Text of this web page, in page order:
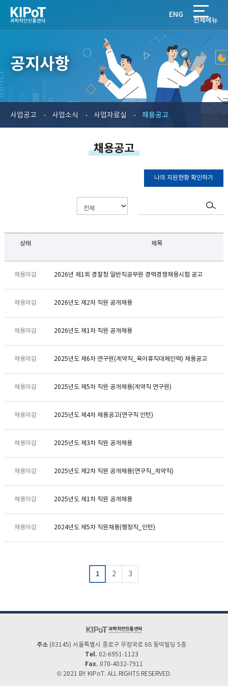
ENG
전체메뉴
공지사항
사업공고 사업소식 사업자료실 채용공고
채용공고
나의 지원현황 확인하기
상태 제목
채용마감 2026년 제1회 경찰청 일반직공무원 경력경쟁채용시험 공고
채용마감 2026년도 제2차 직원 공개채용
채용마감 2026년도 제1차 직원 공개채용
채용마감 2025년도 제6차 연구원(계약직_육아휴직대체인력) 채용공고
채용마감 2025년도 제5차 직원 공개채용(계약직 연구원)
채용마감 2025년도 제4차 채용공고(연구직 인턴)
채용마감 2025년도 제3차 직원 공개채용
채용마감 2025년도 제2차 직원 공개채용(연구직_계약직)
채용마감 2025년도 제1차 직원 공개채용
채용마감 2024년도 제5차 직원채용(행정직_인턴)
1 2 3
주소 (03145) 서울특별시 종로구 우정국로 68 동덕빌딩 5층
Tel. 02-6951-1123
Fax. 070-4032-7911
© 2021 BY KIPoT. ALL RIGHTS RESERVED.